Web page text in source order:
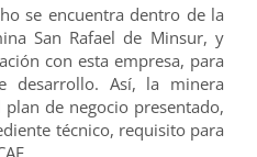
se encuentra dentro de la
San Rafael de Minsur, y
con esta empresa, para
desarrollo. Así, la minera
de negocio presentado,
técnico, requisito para